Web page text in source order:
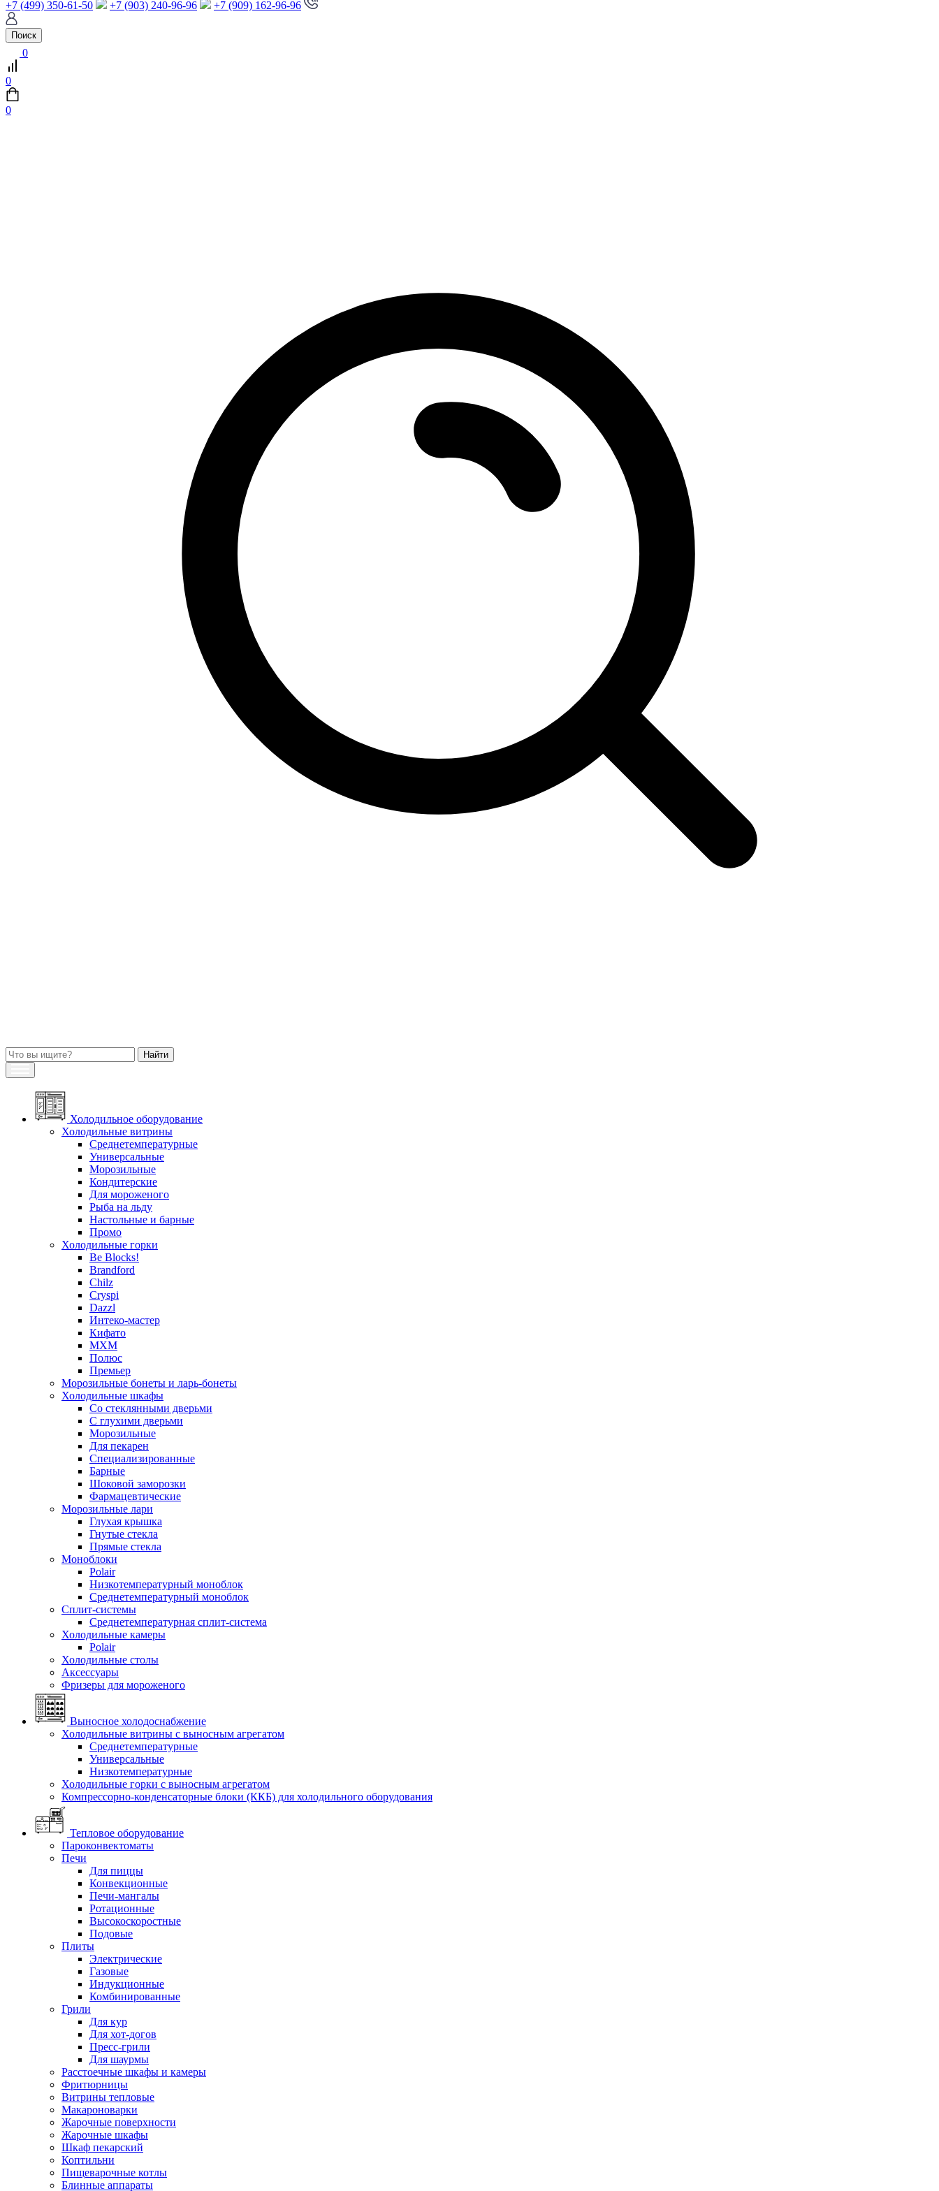
+7 (499) 350-61-50 +7 (903) 240-96-96 +7 (909) 162-96-96
Поиск
0
0
0
Холодильное оборудование
Холодильные витрины
Среднетемпературные
Универсальные
Морозильные
Кондитерские
Для мороженого
Рыба на льду
Настольные и барные
Промо
Холодильные горки
Be Blocks!
Brandford
Chilz
Cryspi
Dazzl
Интеко-мастер
Кифато
МХМ
Полюс
Премьер
Морозильные бонеты и ларь-бонеты
Холодильные шкафы
Со стеклянными дверьми
С глухими дверьми
Морозильные
Для пекарен
Специализированные
Барные
Шоковой заморозки
Фармацевтические
Морозильные лари
Глухая крышка
Гнутые стекла
Прямые стекла
Моноблоки
Polair
Низкотемпературный моноблок
Среднетемпературный моноблок
Сплит-системы
Среднетемпературная сплит-система
Холодильные камеры
Polair
Холодильные столы
Аксессуары
Фризеры для мороженого
Выносное холодоснабжение
Холодильные витрины с выносным агрегатом
Среднетемпературные
Универсальные
Низкотемпературные
Холодильные горки с выносным агрегатом
Компрессорно-конденсаторные блоки (ККБ) для холодильного оборудования
Тепловое оборудование
Пароконвектоматы
Печи
Для пиццы
Конвекционные
Печи-мангалы
Ротационные
Высокоскоростные
Подовые
Плиты
Электрические
Газовые
Индукционные
Комбинированные
Грили
Для кур
Для хот-догов
Пресс-грили
Для шаурмы
Расстоечные шкафы и камеры
Фритюрницы
Витрины тепловые
Макароноварки
Жарочные поверхности
Жарочные шкафы
Шкаф пекарский
Коптильни
Пищеварочные котлы
Блинные аппараты